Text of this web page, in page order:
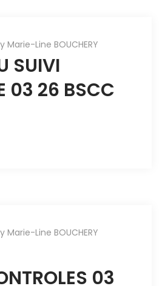
Marie-Line BOUCHERY
SUIVI
03 26 BSCC
Marie-Line BOUCHERY
03